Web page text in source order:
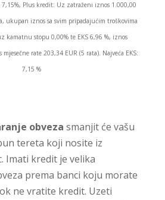
7,15%, Plus kredit: Uz zatraženi iznos 1.000,00
ukupan iznos sa svim pripadajućim troškovima
kamatnu stopu 0,00% te EKS 6,96 %, iznos
rate 203,34 EUR (5 rata). Najveća EKS:
7,15 %
obveza smanjit će vašu
tereta koji nosite iz
Imati kredit je velika
prema banci koju morate
ne vratite kredit. Uzeti